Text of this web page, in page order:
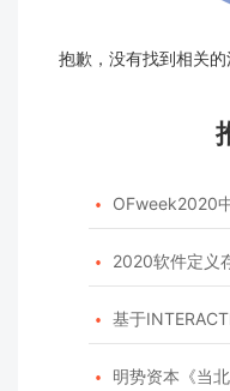
抱歉，没有找到相关
 OFweek2020
 2020软件定义
 基于
 明势资本《当北京